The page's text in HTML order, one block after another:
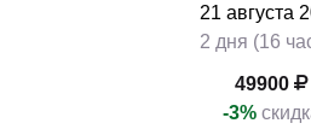
21 августа
2 дня (16
49900
-3%